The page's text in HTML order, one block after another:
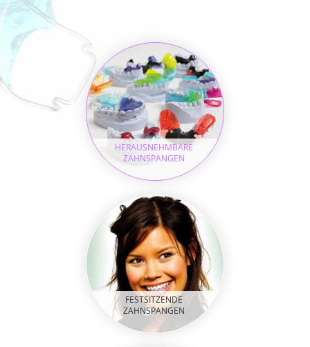
HERAUSNEHMBARE
ZAHNSPANGEN
FESTSITZENDE
ZAHNSPANGEN
BEHANDLUNG MIT
INVISALIGN TEEN